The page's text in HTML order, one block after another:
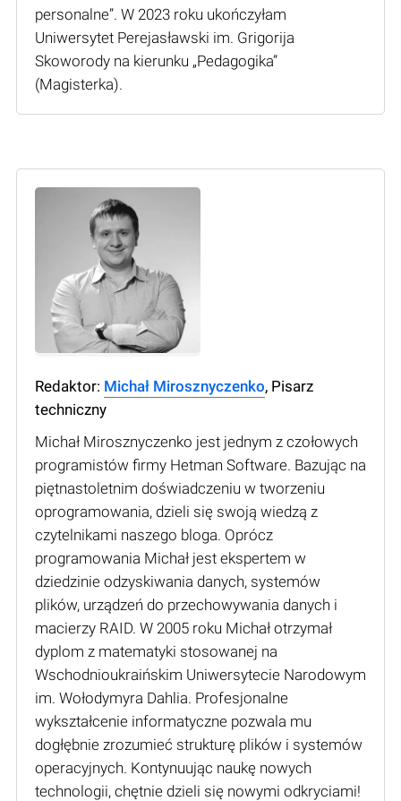
personalne”. W 2023 roku ukończyłam
Uniwersytet Perejasławski im. Grigorija
Skoworody na kierunku „Pedagogika”
(Мagisterka).
Redaktor: Michał Mirosznyczenko, Pisarz
techniczny
Michał Mirosznyczenko jest jednym z czołowych
programistów firmy Hetman Software. Bazując na
piętnastoletnim doświadczeniu w tworzeniu
oprogramowania, dzieli się swoją wiedzą z
czytelnikami naszego bloga. Oprócz
programowania Michał jest ekspertem w
dziedzinie odzyskiwania danych, systemów
plików, urządzeń do przechowywania danych i
macierzy RAID. W 2005 roku Michał otrzymał
dyplom z matematyki stosowanej na
Wschodnioukraińskim Uniwersytecie Narodowym
im. Wołodymyra Dahlia. Profesjonalne
wykształcenie informatyczne pozwala mu
dogłębnie zrozumieć strukturę plików i systemów
operacyjnych. Kontynuując naukę nowych
technologii, chętnie dzieli się nowymi odkryciami!